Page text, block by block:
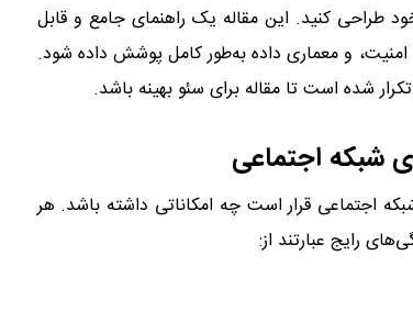
طراحی کنید. این مقاله یک راهنمای جامع و قابل
و معماری داده به‌طور کامل پوشش داده شود.
اجتماعی قرار است چه امکاناتی داشته باشد. هر